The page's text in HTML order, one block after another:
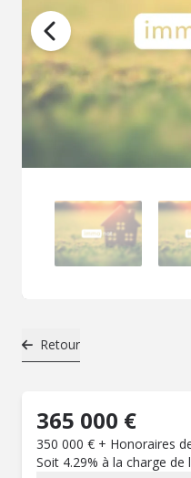
Retour
365 000 €
350 000 € + Honoraires
Soit 4.29% à la charge de